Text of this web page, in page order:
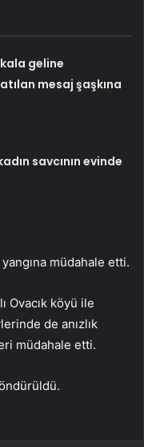
geline
mesaj şaşkına
savcının evinde
müdahale etti.
Ovacık köyü ile
de anızlık
müdahale etti.